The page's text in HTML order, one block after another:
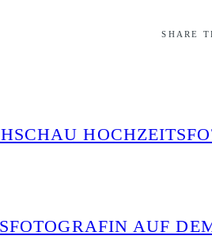
SHARE
AUF